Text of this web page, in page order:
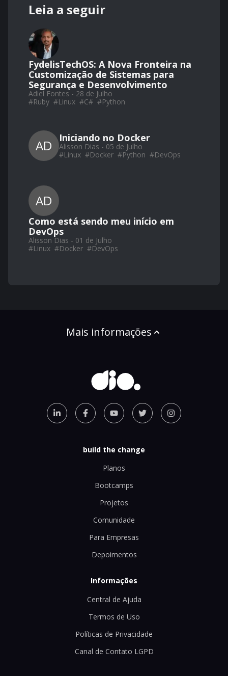
Leia a seguir
FydelisTechOS: A Nova Fronteira na
Customização de Sistemas para
Segurança e Desenvolvimento
Adiel Fontes - 28 de Julho
#Ruby #Linux #C# #Python
AD Iniciando no Docker
Alisson Dias - 05 de Julho
#Linux #Docker #Python #DevOps
AD
Como está sendo meu início em
DevOps
Alisson Dias - 01 de Julho
#Linux #Docker #DevOps
Mais informações
build the change
Planos
Bootcamps
Projetos
Comunidade
Para Empresas
Depoimentos
Informações
Central de Ajuda
Termos de Uso
Políticas de Privacidade
Canal de Contato LGPD